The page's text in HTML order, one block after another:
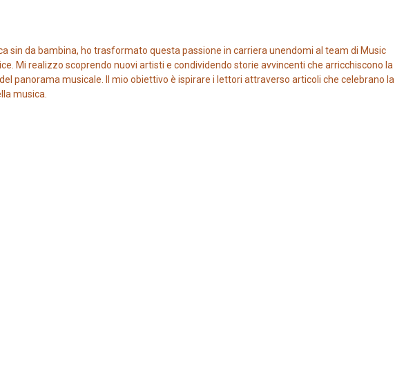
sin da bambina, ho trasformato questa passione in carriera unendomi al team di Music
Mi realizzo scoprendo nuovi artisti e condividendo storie avvincenti che arricchiscono la
panorama musicale. Il mio obiettivo è ispirare i lettori attraverso articoli che celebrano la
musica.